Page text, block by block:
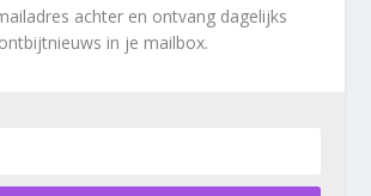
achter en ontvang dagelijks
ontbijtnieuws in je mailbox.